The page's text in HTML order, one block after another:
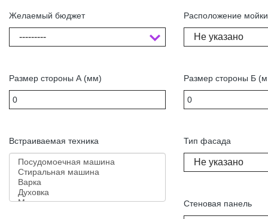
Желаемый бюджет
---------
Размер стороны А (мм)
Встраиваемая техника
Расположение мойки
Не указано
Размер стороны Б
Тип фасада
Не указано
Стеновая панель